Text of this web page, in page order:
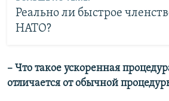
Реально ли быстрое
НАТО?
– Что такое ускоренная
отличается от обычной